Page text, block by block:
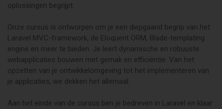
oplossingen begrijpt.
Onze cursus is ontworpen om je een diepgaand begrip van het
Laravel MVC-framework, de Eloquent ORM, Blade-templating
engine en meer te bieden. Je leert dynamische en robuuste
webapplicaties bouwen met gemak en efficiëntie. Van het
opzetten van je ontwikkelomgeving tot het implementeren van
je applicaties, we dekken het allemaal.
Aan het einde van de cursus ben je bedreven in Laravel en klaar